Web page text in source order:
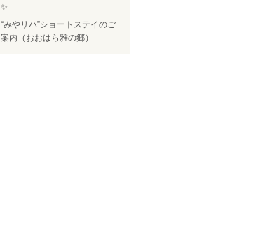
✨
“みやリハ”ショートステイのご
案内（おおはら雅の郷）